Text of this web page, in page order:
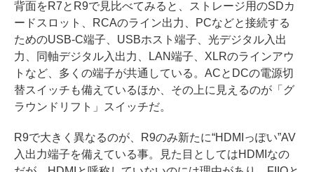
背面をR7とR9で見比べてみると、ストレージ用のSDカ
ードスロット、RCAのライン出力、PCなどと接続する
ためのUSB-C端子、USBホスト端子、光デジタル入出
力、同軸デジタル入出力、LAN端子、XLRのラインアウ
トなど、多くの端子が共通している。ACとDCの電源切
替スイッチも備えているほか、その上に見えるのが「グ
ラウンドリフト」スイッチだ。
R9で大きく異なるのが、R9のみ新たに“HDMIっぽい”AV
入出力端子を備えている事。見た目としてはHDMIなの